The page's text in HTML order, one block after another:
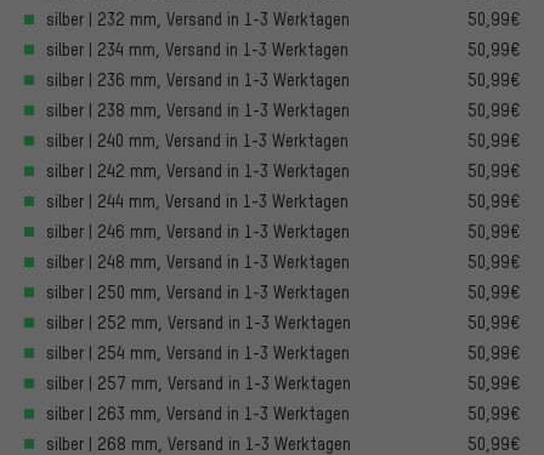
silber | 232 mm, Versand in 1-3 Werktagen
50,99€
silber | 234 mm, Versand in 1-3 Werktagen
50,99€
silber | 236 mm, Versand in 1-3 Werktagen
50,99€
silber | 238 mm, Versand in 1-3 Werktagen
50,99€
silber | 240 mm, Versand in 1-3 Werktagen
50,99€
silber | 242 mm, Versand in 1-3 Werktagen
50,99€
silber | 244 mm, Versand in 1-3 Werktagen
50,99€
silber | 246 mm, Versand in 1-3 Werktagen
50,99€
silber | 248 mm, Versand in 1-3 Werktagen
50,99€
silber | 250 mm, Versand in 1-3 Werktagen
50,99€
silber | 252 mm, Versand in 1-3 Werktagen
50,99€
silber | 254 mm, Versand in 1-3 Werktagen
50,99€
silber | 257 mm, Versand in 1-3 Werktagen
50,99€
silber | 263 mm, Versand in 1-3 Werktagen
50,99€
silber | 268 mm, Versand in 1-3 Werktagen
50,99€